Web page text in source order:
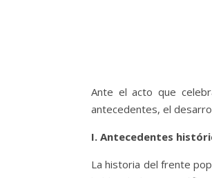
Ante el acto que
antecedentes, el
I. Antecedentes
La historia del frente